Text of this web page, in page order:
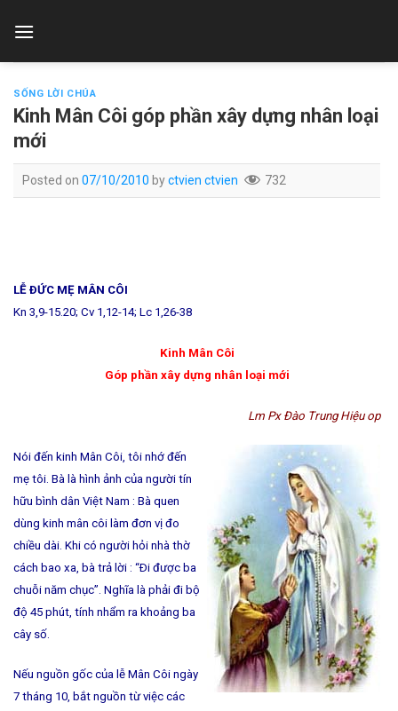
SỐNG LỜI CHÚA
Kinh Mân Côi góp phần xây dựng nhân loại
mới
Posted on 07/10/2010 byctvien ctvien 732
LỄ ÐỨC MẸ MÂN CÔI
Kn 3,9-15.20; Cv 1,12-14; Lc 1,26-38
Kinh Mân Côi
Góp phần xây dựng nhân loại mới
Lm Px Đào Trung Hiệu op
Nói đến kinh Mân Côi, tôi nhớ đến
mẹ tôi. Bà là hình ảnh của người tín
hữu bình dân Việt Nam : Bà quen
dùng kinh mân côi làm đơn vị đo
chiều dài. Khi có người hỏi nhà thờ
cách bao xa, bà trả lời : “Ði được ba
chuỗi năm chục”. Nghĩa là phải đi bộ
độ 45 phút, tính nhẩm ra khoảng ba
cây số.
Nếu nguồn gốc của lễ Mân Côi ngày
7 tháng 10, bắt nguồn từ việc các